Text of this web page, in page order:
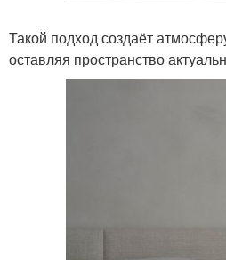
Такой подход создаёт
оставляя пространство